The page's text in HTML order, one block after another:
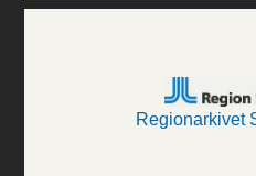
Regionarkivet